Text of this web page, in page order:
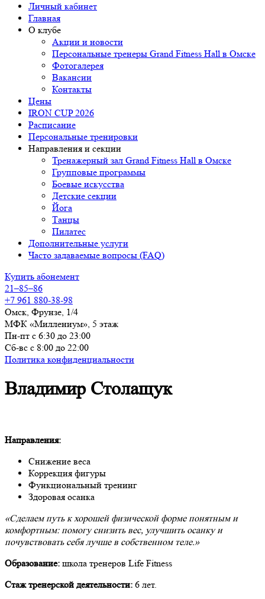
Личный кабинет
Главная
О клубе
Акции и новости
Персональные тренеры Grand Fitness Hallв Омске
Фотогалерея
Вакансии
Контакты
Цены
IRON CUP 2026
Расписание
Персональные тренировки
Направления и секции
Тренажерный зал Grand Fitness Hall в Омске
Групповые программы
Боевые искусства
Детские секции
Йога
Танцы
Пилатес
Дополнительные услуги
Часто задаваемые вопросы (FAQ)
Купить абонемент
21–85–86
+7 961 880-38-98
Омск, Фрунзе, 1/4
МФК «Миллениум», 5 этаж
Пн-пт с 6:30 до 23:00
Сб-вс с 8:00 до 22:00
Политика конфиденциальности
Владимир Столащук
Направления:
Снижение веса
Коррекция фигуры
Функциональный тренинг
Здоровая осанка
«Сделаем путь к хорошей физической форме понятным и
комфортным: помогу снизить вес, улучшить осанку и
почувствовать себя лучше в собственном теле.»
Образование: школа тренеров Life Fitness
Стаж тренерской деятельности: 6 лет.